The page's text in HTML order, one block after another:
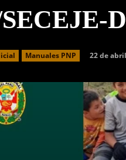
Manuales PNP 22 de